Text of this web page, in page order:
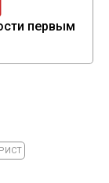
первым